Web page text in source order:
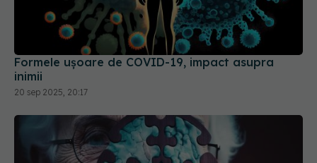
Formele ușoare de COVID-19, impact asupra
inimii
20 sep 2025, 20:17